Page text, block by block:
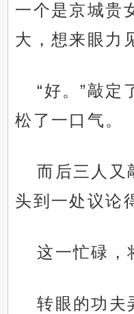
一个是京城贵
大，想来眼力
“好。”敲定
松了一口气。
而后三人又
头到一处议论
这一忙碌，
转眼的功夫